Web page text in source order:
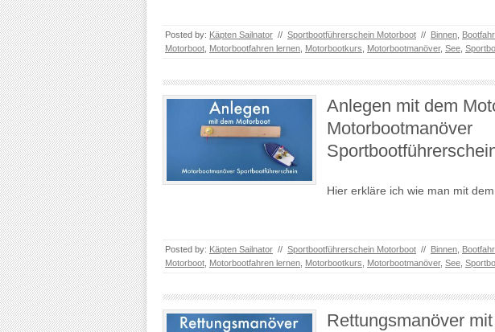
Posted by: Käpten Sailnator // Sportbootführerschein Motorboot // Binnen
Motorboot Motorbootfahren lernen Motorbootkurs Motorbootmanöver, See
Anlegen mit dem
Motorbootmanöver
Hier erkläre ich wie man mit
Posted by: Käpten Sailnator // Sportbootführerschein Motorboot // Binnen
Motorboot Motorbootfahren lernen Motorbootkurs Motorbootmanöver, See
Rettungsmanöver